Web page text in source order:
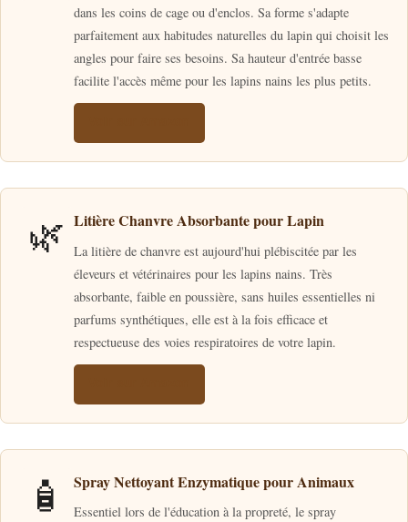
dans les coins de cage ou d'enclos. Sa forme s'adapte
parfaitement aux habitudes naturelles du lapin qui choisit les
angles pour faire ses besoins. Sa hauteur d'entrée basse
facilite l'accès même pour les lapins nains les plus petits.
🌿 Litière Chanvre Absorbante pour Lapin
La litière de chanvre est aujourd'hui plébiscitée par les
éleveurs et vétérinaires pour les lapins nains. Très
absorbante, faible en poussière, sans huiles essentielles ni
parfums synthétiques, elle est à la fois efficace et
respectueuse des voies respiratoires de votre lapin.
🧴 Spray Nettoyant Enzymatique pour Animaux
Essentiel lors de l'éducation à la propreté, le spray